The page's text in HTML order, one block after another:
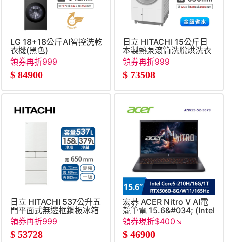
LG 18+18公斤AI智控洗乾
衣機(黑色)
領券再折999
$ 84900
日立 HITACHI 15公斤日
本製熱泵滾筒洗脫烘洗衣
機
領券再折999
$ 73508
日立 HITACHI 537公升五
門平面式無邊框鋼板冰箱
領券再折999
$ 53728
宏碁 ACER Nitro V AI電
競筆電 15.6&#034; (Intel
Core 5-
8G&#47;W11) 黑
領券現折$400↘
$ 46900